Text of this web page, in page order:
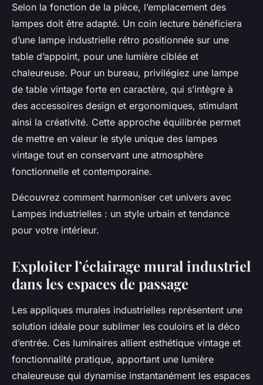
Selon la fonction de la pièce, l’emplacement des
lampes doit être adapté. Un coin lecture bénéficiera
d’une lampe industrielle rétro positionnée sur une
table d’appoint, pour une lumière ciblée et
chaleureuse. Pour un bureau, privilégiez une lampe
de table vintage forte en caractère, qui s’intègre à
des accessoires design et ergonomiques, stimulant
ainsi la créativité. Cette approche équilibrée permet
de mettre en valeur le style unique des lampes
vintage tout en conservant une atmosphère
fonctionnelle et contemporaine.
Découvrez comment harmoniser cet univers avec
Lampes industrielles : un style urbain et tendance
pour votre intérieur.
Exploiter l’éclairage mural industriel
dans les espaces de passage
Les appliques murales industrielles représentent une
solution idéale pour sublimer les couloirs et la déco
d’entrée. Ces luminaires allient esthétique vintage et
fonctionnalité pratique, apportant une lumière
chaleureuse qui dynamise instantanément les espaces